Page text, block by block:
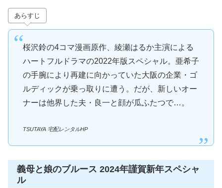
あらすじ
桜沢鈴の4コマ漫画原作、綾瀬はるか主演による
ハートフルドラマの2022年版スペシャル。亜希子
の手腕により再建に向かっていた大阪の企業・ゴ
ルディックが乗っ取りに遭う。だが、新しいオー
ナーは他界した夫・良一と顔が瓜ふたつで…。
TSUTAYA 宅配レンタルHP
義母と娘のブルース 2024年謹賀新年スペシャ
ル